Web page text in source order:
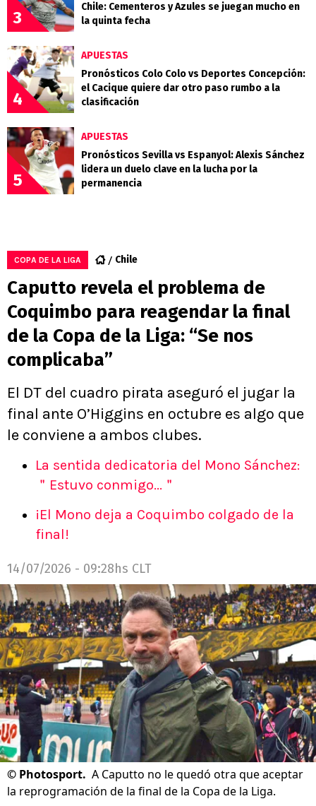
3
Chile: Cementeros y Azules se juegan mucho en
la quinta fecha
4
APUESTAS
Pronósticos Colo Colo vs Deportes Concepción:
el Cacique quiere dar otro paso rumbo a la
clasificación
5
APUESTAS
Pronósticos Sevilla vs Espanyol: Alexis Sánchez
lidera un duelo clave en la lucha por la
permanencia
COPA DE LA LIGA Chile
Caputto revela el problema de
Coquimbo para reagendar la final
de la Copa de la Liga: “Se nos
complicaba”
El DT del cuadro pirata aseguró el jugar la
final ante O’Higgins en octubre es algo que
le conviene a ambos clubes.
La sentida dedicatoria del Mono Sánchez:
＂Estuvo conmigo...＂
¡El Mono deja a Coquimbo colgado de la
final!
14/07/2026 - 09:28hs CLT
© Photosport. A Caputto no le quedó otra que aceptar
la reprogramación de la final de la Copa de la Liga.